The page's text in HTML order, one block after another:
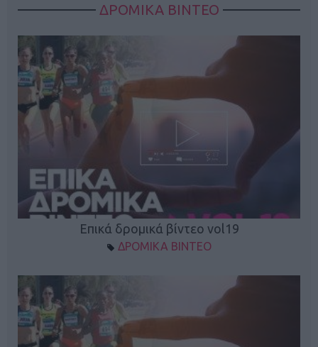
ΔΡΟΜΙΚΑ ΒΙΝΤΕΟ
Επικά δρομικά βίντεο vol19
ΔΡΟΜΙΚΑ ΒΙΝΤΕΟ